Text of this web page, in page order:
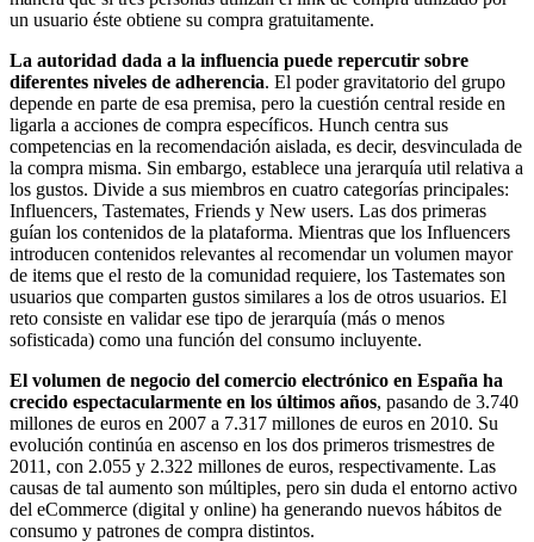
un usuario éste obtiene su compra gratuitamente.
La autoridad dada a la influencia puede repercutir sobre
diferentes niveles de adherencia. El poder gravitatorio del grupo
depende en parte de esa premisa, pero la cuestión central reside en
ligarla a acciones de compra específicos. Hunch centra sus
competencias en la recomendación aislada, es decir, desvinculada de
la compra misma. Sin embargo, establece una jerarquía util relativa a
los gustos. Divide a sus miembros en cuatro categorías principales:
Influencers, Tastemates, Friends y New users. Las dos primeras
guían los contenidos de la plataforma. Mientras que los Influencers
introducen contenidos relevantes al recomendar un volumen mayor
de items que el resto de la comunidad requiere, los Tastemates son
usuarios que comparten gustos similares a los de otros usuarios. El
reto consiste en validar ese tipo de jerarquía (más o menos
sofisticada) como una función del consumo incluyente.
El volumen de negocio del comercio electrónico en España ha
crecido espectacularmente en los últimos años, pasando de 3.740
millones de euros en 2007 a 7.317 millones de euros en 2010. Su
evolución continúa en ascenso en los dos primeros trismestres de
2011, con 2.055 y 2.322 millones de euros, respectivamente. Las
causas de tal aumento son múltiples, pero sin duda el entorno activo
del eCommerce (digital y online) ha generando nuevos hábitos de
consumo y patrones de compra distintos.